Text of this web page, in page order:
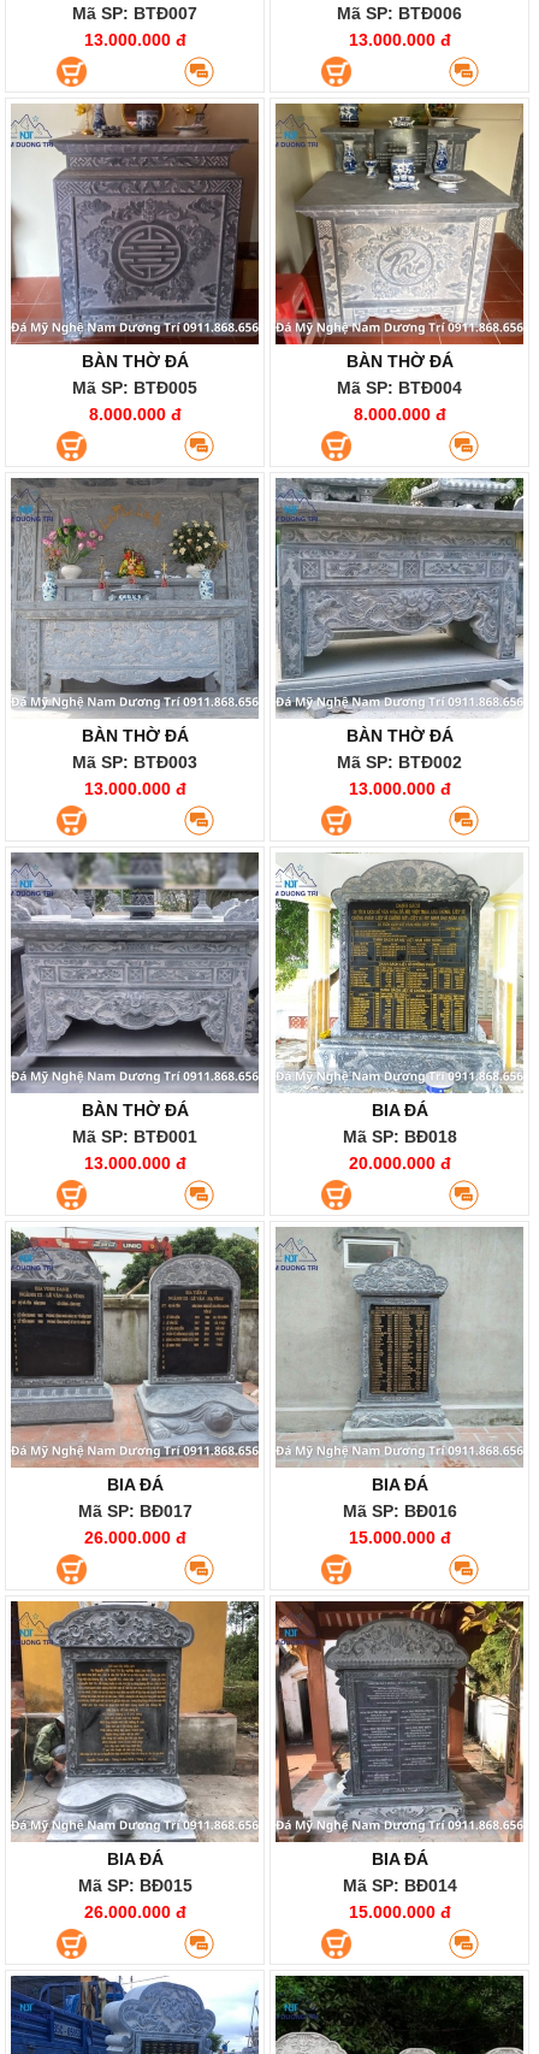
Mã SP: BTĐ007
13.000.000 đ
Mã SP: BTĐ006
13.000.000 đ
BÀN THỜ ĐÁ
Mã SP: BTĐ005
8.000.000 đ
BÀN THỜ ĐÁ
Mã SP: BTĐ004
8.000.000 đ
BÀN THỜ ĐÁ
Mã SP: BTĐ003
13.000.000 đ
BÀN THỜ ĐÁ
Mã SP: BTĐ002
13.000.000 đ
BÀN THỜ ĐÁ
Mã SP: BTĐ001
13.000.000 đ
BIA ĐÁ
Mã SP: BĐ018
20.000.000 đ
BIA ĐÁ
Mã SP: BĐ017
26.000.000 đ
BIA ĐÁ
Mã SP: BĐ016
15.000.000 đ
BIA ĐÁ
Mã SP: BĐ015
26.000.000 đ
BIA ĐÁ
Mã SP: BĐ014
15.000.000 đ